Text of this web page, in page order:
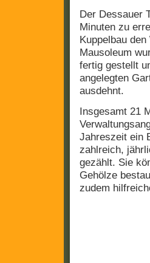
Der Dessauer
Minuten zu
Kuppelbau
Mausoleum
fertig gestellt
angelegten
ausdehnt.
Insgesamt 21
Jahreszeit ein
zahlreich,
gezählt. Sie
Gehölze
zudem